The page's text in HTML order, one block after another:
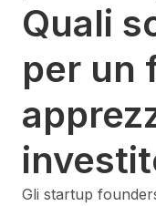
Quali
per un
Gli startup